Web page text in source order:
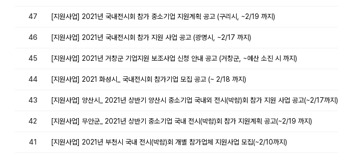
47 [지원사업] 2021년 국내전시회 참가 중소기업 지원계획 공고 (구리시, ~2/19 까지)
46 [지원사업] 2021년 국내전시회 참가 지원 사업 공고 (광명시, ~2/17 까지)
45 [지원사업] 2021년 거창군 기업지원 보조사업 신청 안내 공고 (거창군, ~예산 소진 시 까지)
44 [지원사업] 2021 화성시_ 국내전시회 참가기업 모집 공고 (~ 2/18 까지)
43 [지원사업] 양산시_ 2021년 상반기 양산시 중소기업 국내외 전시(박람)회 참가 지원 사업 공고(~2/17까지)
42 [지원사업] 무안군_ 2021년 상반기 중소기업 국내 전시(박람)회 참가 지원계획 공고(~2/19 까지)
41 [지원사업] 2021년 부천시 국내 전시(박람)회 개별 참가업체 지원사업 모집(~2/10까지)